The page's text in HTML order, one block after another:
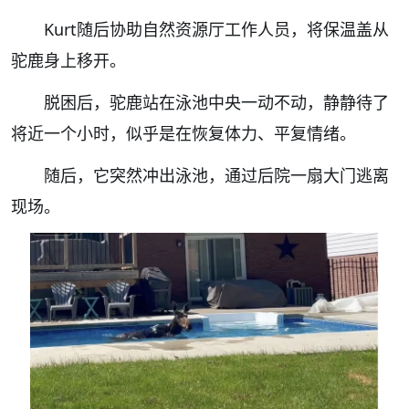
Kurt随后协助自然资源厅工作人员，将保温盖从
驼鹿身上移开。
脱困后，驼鹿站在泳池中央一动不动，静静待了
将近一个小时，似乎是在恢复体力、平复情绪。
随后，它突然冲出泳池，通过后院一扇大门逃离
现场。